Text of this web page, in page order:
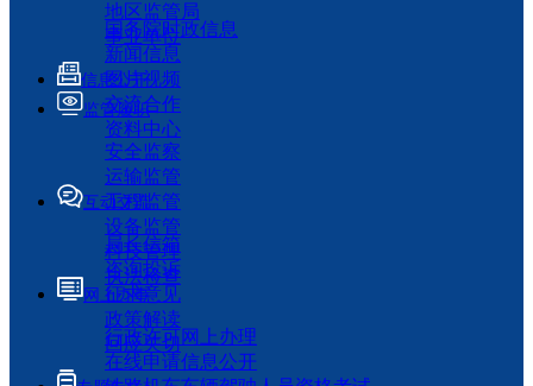
地区监管局
事业单位
国务院时政信息
新闻信息
图片视频
交流合作
资料中心
信息公开
监管履职
安全监察
运输监管
工程监管
设备监管
科技管理
执法检查
互动交流
局长信箱
咨询投诉
征求意见
政策解读
回应关切
网上办事
行政许可网上办理
在线申请信息公开